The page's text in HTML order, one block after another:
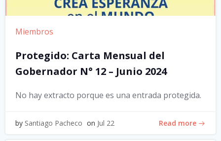
Miembros
Protegido: Carta Mensual del
Gobernador N° 12 – Junio 2024
No hay extracto porque es una entrada protegida.
by Santiago Pacheco on Jul 22 Read more